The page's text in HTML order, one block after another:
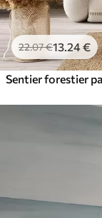
22.07€13 .24€